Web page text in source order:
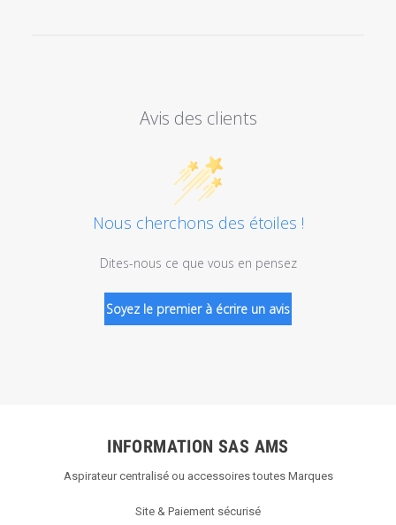
Avis des clients
Nous cherchons des étoiles !
Dites-nous ce que vous en pensez
Soyez le premier à écrire un avis
INFORMATION SAS AMS
Aspirateur centralisé ou accessoires toutes Marques
Site & Paiement sécurisé